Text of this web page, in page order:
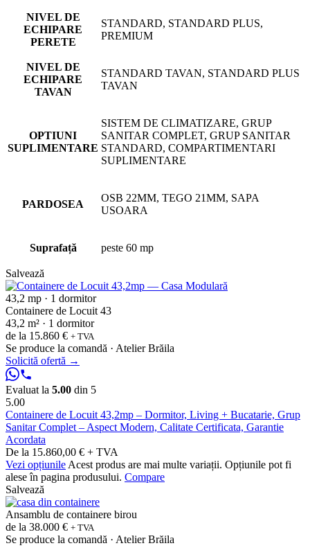
NIVEL DE
ECHIPARE
PERETE
STANDARD, STANDARD PLUS,
PREMIUM
NIVEL DE
ECHIPARE
TAVAN
STANDARD TAVAN, STANDARD PLUS
TAVAN
OPTIUNI
SUPLIMENTARE
SISTEM DE CLIMATIZARE, GRUP
SANITAR COMPLET, GRUP SANITAR
STANDARD, COMPARTIMENTARI
SUPLIMENTARE
PARDOSEA
OSB 22MM, TEGO 21MM, SAPA
USOARA
Suprafață peste 60 mp
Salvează
43,2 mp · 1 dormitor
Containere de Locuit 43
43,2 m² · 1 dormitor
de la 15.860 € + TVA
Se produce la comandă · Atelier Brăila
Solicită ofertă →
Evaluat la 5.00 din 5
5.00
Containere de Locuit 43,2mp – Dormitor, Living + Bucatarie, Grup
Sanitar Complet – Aspect Modern, Calitate Certificata, Garantie
Acordata
De la 15.860,00 € + TVA
Vezi opțiunile Acest produs are mai multe variații. Opțiunile pot fi
alese în pagina produsului. Compare
Salvează
Ansamblu de containere birou
de la 38.000 € + TVA
Se produce la comandă · Atelier Brăila